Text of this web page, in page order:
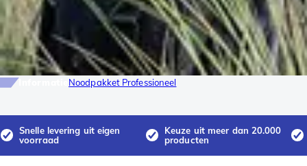
Noodpakket Professioneel
Snelle levering uit eigen
voorraad
Keuze uit meer dan 20.000
producten